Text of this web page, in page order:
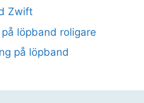
Zwift
löpband roligare
på löpband